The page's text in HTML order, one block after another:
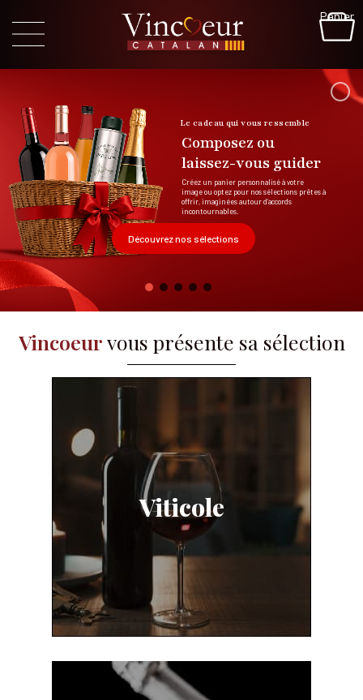
Panier
Le cadeau qui vous ressemble
Composez ou
laissez-vous guider
Créez un panier personnalisé à votre
image ou optez pour nos sélections prêtes à
offrir, imaginées autour d’accords
incontournables.
Découvrez nos sélections
Vincoeurvous présente sa sélection
Viticole